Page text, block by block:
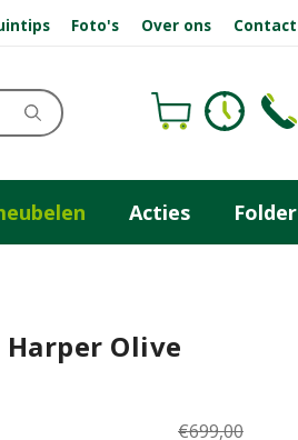
Foto's Over ons Contact
Acties Folder
Olive
€699,00